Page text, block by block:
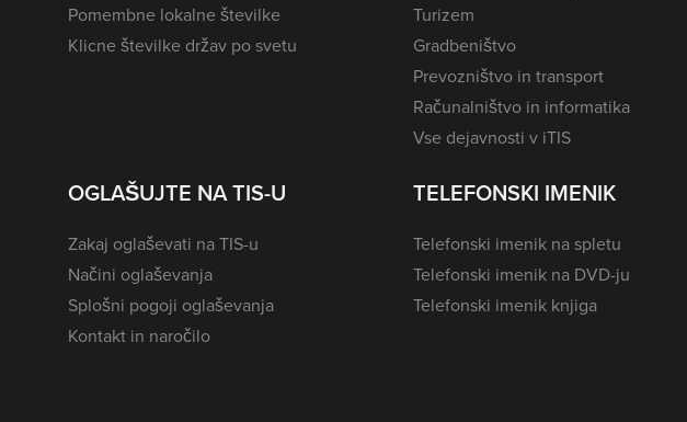
Pomembne lokalne številke
Klicne številke držav po svetu
Turizem
Gradbeništvo
Prevozništvo in transport
Računalništvo in informatika
Vse dejavnosti v iTIS
OGLAŠUJTE NA TIS-U
Zakaj oglaševati na TIS-u
Načini oglaševanja
Splošni pogoji oglaševanja
Kontakt in naročilo
TELEFONSKI IMENIK
Telefonski imenik na spletu
Telefonski imenik na DVD-ju
Telefonski imenik knjiga